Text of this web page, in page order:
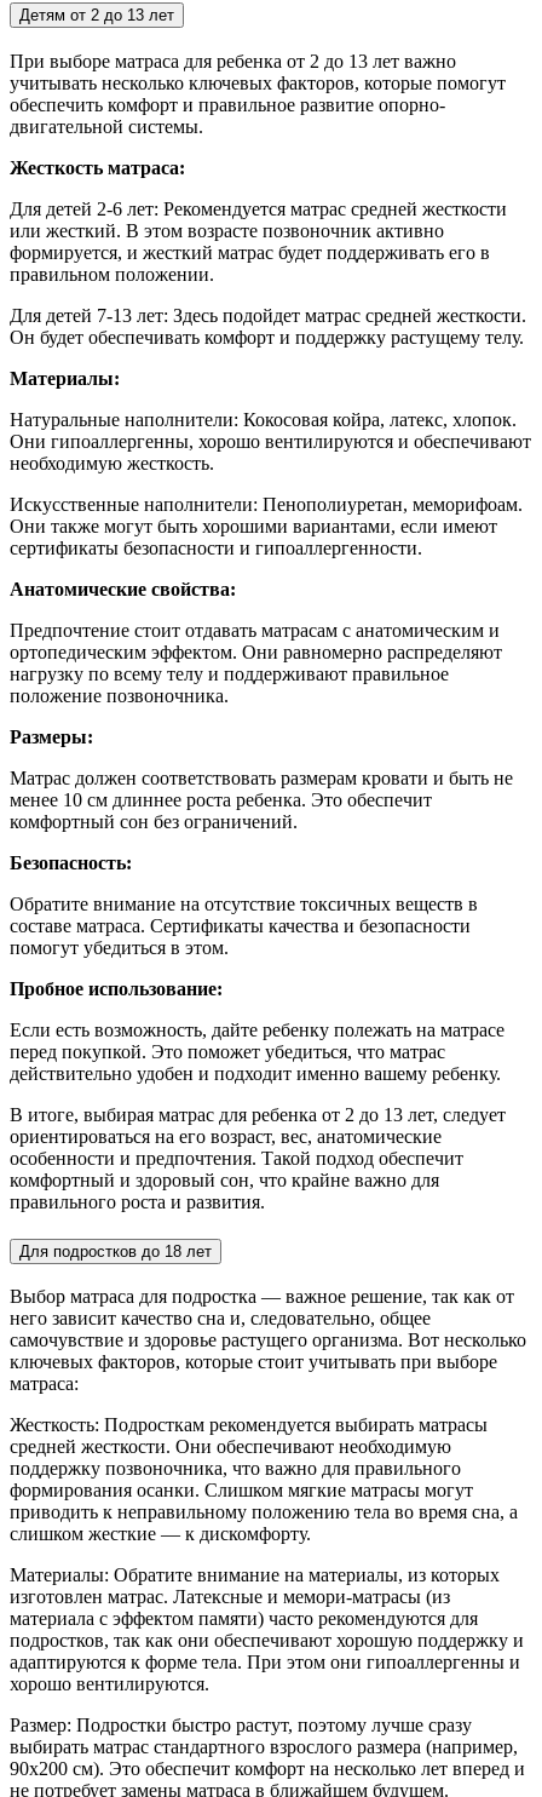
Детям от 2 до 13 лет
При выборе матраса для ребенка от 2 до 13 лет важно
учитывать несколько ключевых факторов, которые помогут
обеспечить комфорт и правильное развитие опорно-
двигательной системы.
Жесткость матраса:
Для детей 2-6 лет: Рекомендуется матрас средней жесткости
или жесткий. В этом возрасте позвоночник активно
формируется, и жесткий матрас будет поддерживать его в
правильном положении.
Для детей 7-13 лет: Здесь подойдет матрас средней жесткости.
Он будет обеспечивать комфорт и поддержку растущему телу.
Материалы:
Натуральные наполнители: Кокосовая койра, латекс, хлопок.
Они гипоаллергенны, хорошо вентилируются и обеспечивают
необходимую жесткость.
Искусственные наполнители: Пенополиуретан, меморифоам.
Они также могут быть хорошими вариантами, если имеют
сертификаты безопасности и гипоаллергенности.
Анатомические свойства:
Предпочтение стоит отдавать матрасам с анатомическим и
ортопедическим эффектом. Они равномерно распределяют
нагрузку по всему телу и поддерживают правильное
положение позвоночника.
Размеры:
Матрас должен соответствовать размерам кровати и быть не
менее 10 см длиннее роста ребенка. Это обеспечит
комфортный сон без ограничений.
Безопасность:
Обратите внимание на отсутствие токсичных веществ в
составе матраса. Сертификаты качества и безопасности
помогут убедиться в этом.
Пробное использование:
Если есть возможность, дайте ребенку полежать на матрасе
перед покупкой. Это поможет убедиться, что матрас
действительно удобен и подходит именно вашему ребенку.
В итоге, выбирая матрас для ребенка от 2 до 13 лет, следует
ориентироваться на его возраст, вес, анатомические
особенности и предпочтения. Такой подход обеспечит
комфортный и здоровый сон, что крайне важно для
правильного роста и развития.
Для подростков до 18 лет
Выбор матраса для подростка — важное решение, так как от
него зависит качество сна и, следовательно, общее
самочувствие и здоровье растущего организма. Вот несколько
ключевых факторов, которые стоит учитывать при выборе
матраса:
Жесткость: Подросткам рекомендуется выбирать матрасы
средней жесткости. Они обеспечивают необходимую
поддержку позвоночника, что важно для правильного
формирования осанки. Слишком мягкие матрасы могут
приводить к неправильному положению тела во время сна, а
слишком жесткие — к дискомфорту.
Материалы: Обратите внимание на материалы, из которых
изготовлен матрас. Латексные и мемори-матрасы (из
материала с эффектом памяти) часто рекомендуются для
подростков, так как они обеспечивают хорошую поддержку и
адаптируются к форме тела. При этом они гипоаллергенны и
хорошо вентилируются.
Размер: Подростки быстро растут, поэтому лучше сразу
выбирать матрас стандартного взрослого размера (например,
90x200 см). Это обеспечит комфорт на несколько лет вперед и
не потребует замены матраса в ближайшем будущем.